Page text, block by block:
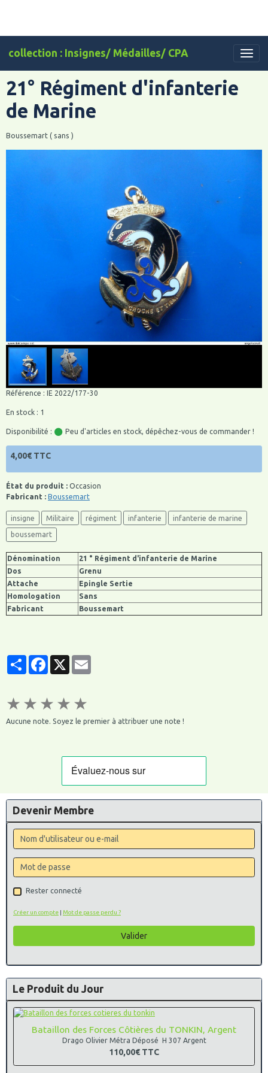
collection : Insignes/ Médailles/ CPA
21° Régiment d'infanterie
de Marine
Boussemart ( sans )
Référence : IE 2022/177-30
En stock : 1
Disponibilité : Peu d'articles en stock, dépêchez-vous de commander !
4,00€ TTC
État du produit : Occasion
Fabricant : Boussemart
insigne Militaire régiment infanterie infanterie de marine
boussemart
Dénomination
21 ° Régiment d'infanterie de Marine
Dos
Grenu
Attache
Epingle Sertie
Homologation
Sans
Fabricant
Boussemart
PartagerFacebook
★ ★ ★ ★ ★
Aucune note. Soyez le premier à attribuer une note !
Devenir Membre
Rester connecté
Créer un compte | Mot de passe perdu ?
Valider
Le Produit du Jour
Bataillon des Forces Côtières du TONKIN, Argent
Drago Olivier Métra Déposé H 307 Argent
110,00€ TTC